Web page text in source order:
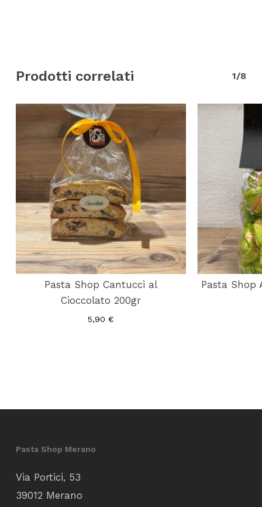
Prodotti correlati 1/8
Pasta Shop Cantucci al
Cioccolato 200gr
5,90 €
Pasta Shop
Pasta Shop Merano
Via Portici, 53
39012 Merano